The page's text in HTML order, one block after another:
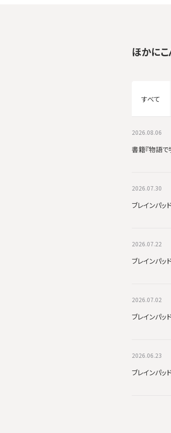
ほかに
すべて
2026.08.06
書籍『物語で
2026.07.30
ブレインパッ
2026.07.22
ブレインパ
2026.07.02
ブレインパッ
2026.06.23
ブレインパ